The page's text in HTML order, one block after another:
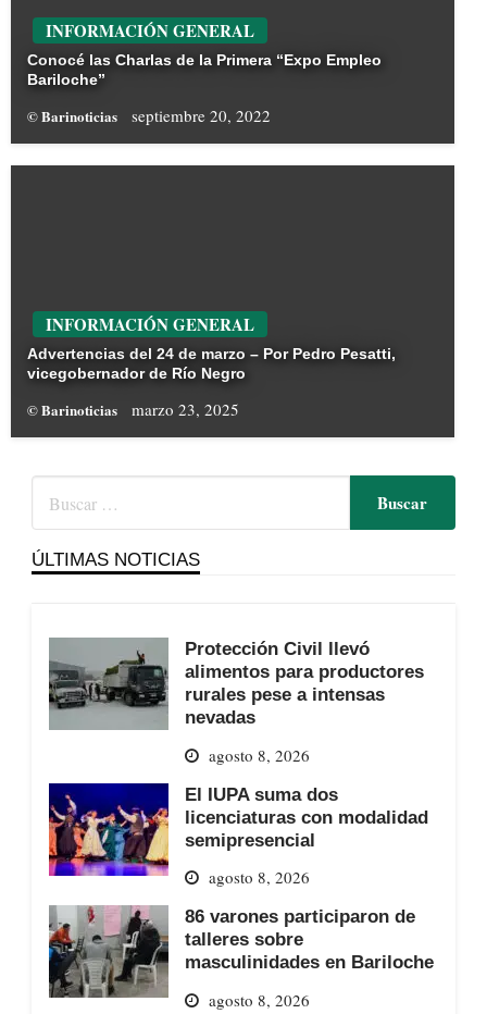
INFORMACIÓN GENERAL
Conocé las Charlas de la Primera “Expo Empleo
Bariloche”
© Barinoticias septiembre 20, 2022
INFORMACIÓN GENERAL
Advertencias del 24 de marzo – Por Pedro Pesatti,
vicegobernador de Río Negro
© Barinoticias marzo 23, 2025
ÚLTIMAS NOTICIAS
Protección Civil llevó
alimentos para productores
rurales pese a intensas
nevadas
agosto 8, 2026
El IUPA suma dos
licenciaturas con modalidad
semipresencial
agosto 8, 2026
86 varones participaron de
talleres sobre
masculinidades en Bariloche
agosto 8, 2026